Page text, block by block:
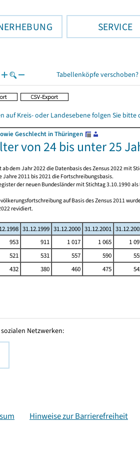
SERVICE
Tabellenköpfe verschoben?
Kreis- oder Landesebene folgen Sie
Geschlecht in Thüringen
von 24 bis unter 25
dem Jahr 2022 die Datenbasis des Zensus 2022 mit
2011 bis 2021 die Fortschreibungsbasis.
der neuen Bundesländer mit Stichtag 3.10.1990
auf Basis des Zensus 2011
revidiert.
31.12.1999 31.12.2000 31.12.2001
953 911 1 017 1 065 1
521 531 557 590
432 380 460 475
Netzwerken:
Hinweise zur Barrierefreiheit